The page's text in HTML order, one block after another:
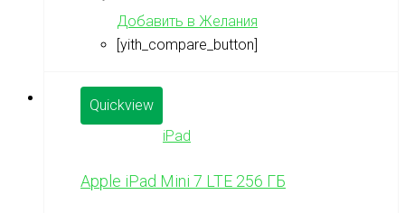
Добавить в Желания
[yith_compare_button]
Quickview
iPad
Apple iPad Mini 7 LTE 256 ГБ